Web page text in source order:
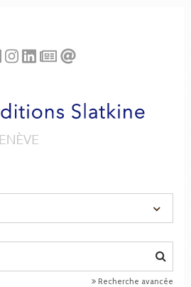
Recherche avancée